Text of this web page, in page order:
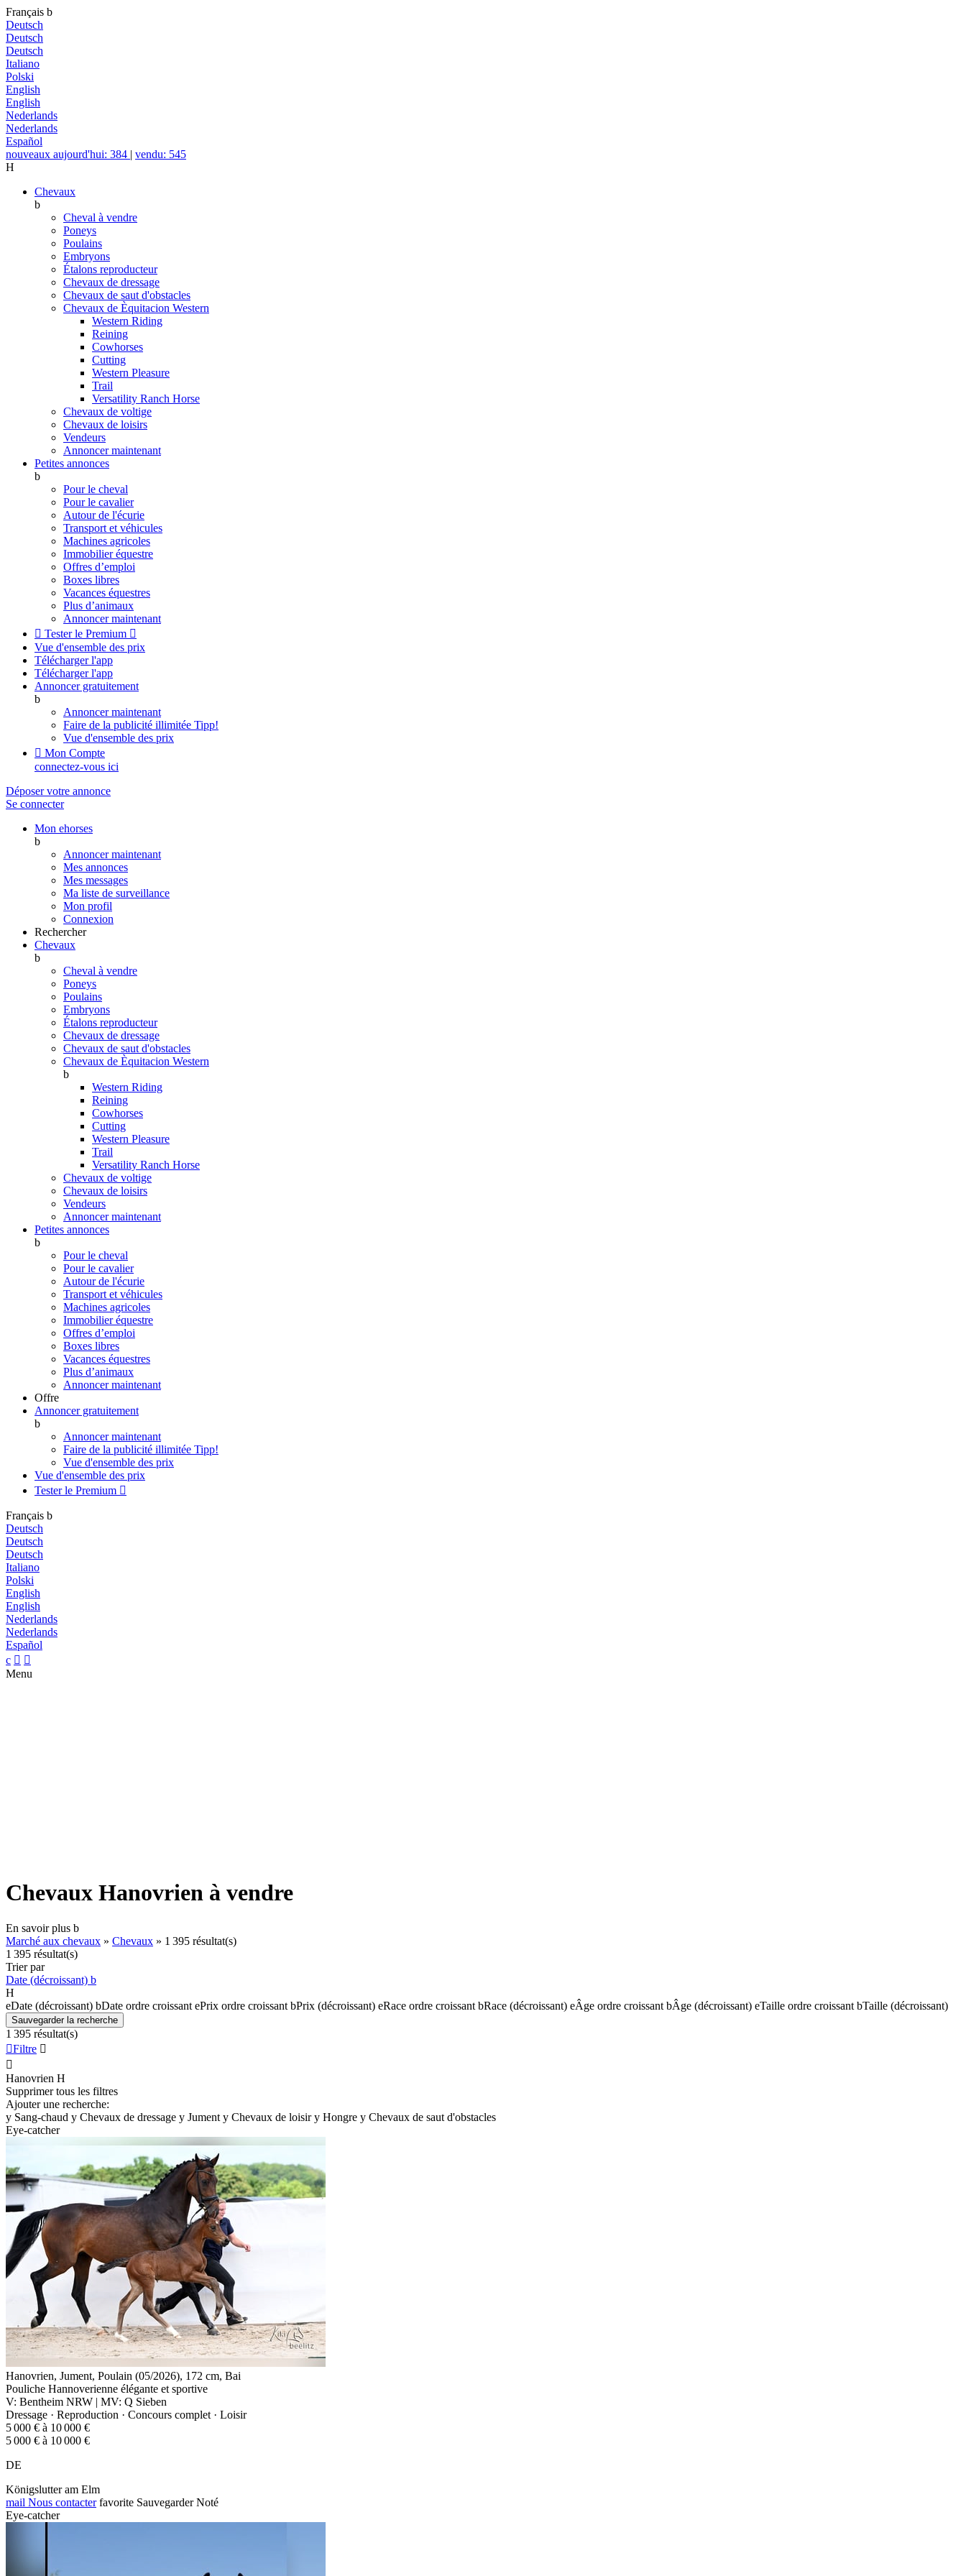
Français b
Deutsch
Deutsch
Deutsch
Italiano
Polski
English
English
Nederlands
Nederlands
Español
nouveaux aujourd'hui: 384 | vendu: 545
H
Chevaux
b
Cheval à vendre
Poneys
Poulains
Embryons
Étalons reproducteur
Chevaux de dressage
Chevaux de saut d'obstacles
Chevaux de Èquitacion Western
Western Riding
Reining
Cowhorses
Cutting
Western Pleasure
Trail
Versatility Ranch Horse
Chevaux de voltige
Chevaux de loisirs
Vendeurs
Annoncer maintenant
Petites annonces
b
Pour le cheval
Pour le cavalier
Autour de l'écurie
Transport et véhicules
Machines agricoles
Immobilier équestre
Offres d’emploi
Boxes libres
Vacances équestres
Plus d’animaux
Annoncer maintenant
 Tester le Premium 
Vue d'ensemble des prix
Télécharger l'app
Télécharger l'app
Annoncer gratuitement
b
Annoncer maintenant
Faire de la publicité illimitée Tipp!
Vue d'ensemble des prix
 Mon Compte
connectez-vous ici
Déposer votre annonce
Se connecter
Mon ehorses
b
Annoncer maintenant
Mes annonces
Mes messages
Ma liste de surveillance
Mon profil
Connexion
Rechercher
Chevaux
b
Cheval à vendre
Poneys
Poulains
Embryons
Étalons reproducteur
Chevaux de dressage
Chevaux de saut d'obstacles
Chevaux de Èquitacion Western
b
Western Riding
Reining
Cowhorses
Cutting
Western Pleasure
Trail
Versatility Ranch Horse
Chevaux de voltige
Chevaux de loisirs
Vendeurs
Annoncer maintenant
Petites annonces
b
Pour le cheval
Pour le cavalier
Autour de l'écurie
Transport et véhicules
Machines agricoles
Immobilier équestre
Offres d’emploi
Boxes libres
Vacances équestres
Plus d’animaux
Annoncer maintenant
Offre
Annoncer gratuitement
b
Annoncer maintenant
Faire de la publicité illimitée Tipp!
Vue d'ensemble des prix
Vue d'ensemble des prix
Tester le Premium 
Français b
Deutsch
Deutsch
Deutsch
Italiano
Polski
English
English
Nederlands
Nederlands
Español
c  
Menu
Chevaux Hanovrien à vendre
En savoir plus b
Marché aux chevaux » Chevaux » 1 395 résultat(s)
1 395 résultat(s)
Trier par
Date (décroissant) b
H
eDate (décroissant) bDate ordre croissant ePrix ordre croissant bPrix (décroissant) eRace ordre croissant bRace (décroissant) eÂge ordre croissant bÂge (décroissant) eTaille ordre croissant bTaille (décroissant)
Sauvegarder la recherche
1 395 résultat(s)
Filtre 

Hanovrien H
Supprimer tous les filtres
Ajouter une recherche:
y Sang-chaud y Chevaux de dressage y Jument y Chevaux de loisir y Hongre y Chevaux de saut d'obstacles
Eye-catcher
Hanovrien, Jument, Poulain (05/2026), 172 cm, Bai
Pouliche Hannoverienne élégante et sportive
V: Bentheim NRW | MV: Q Sieben
Dressage · Reproduction · Concours complet · Loisir
5 000 € à 10 000 €
5 000 € à 10 000 €
DE
Königslutter am Elm
mail Nous contacter favorite Sauvegarder Noté
Eye-catcher